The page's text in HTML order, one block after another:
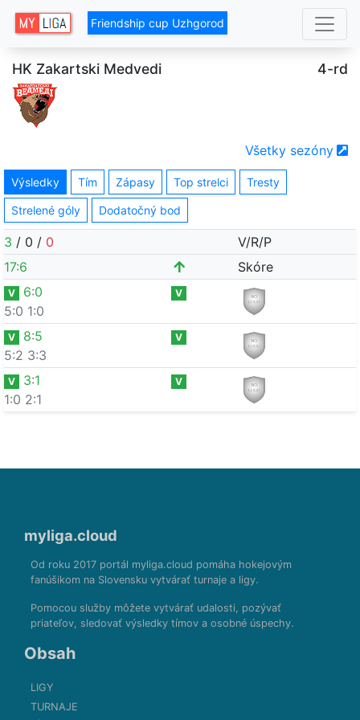
Friendship cup Uzhgorod
HK Zakartskі Medvedi 4-rd
Všetky sezóny
Výsledky Tím Zápasy Top strelci Tresty
Strelené góly Dodatočný bod
3 / 0 / 0
V/R/P
17:6 Skóre
V 6:0
5:0 1:0
V
V 8:5
5:2 3:3
V
V 3:1
1:0 2:1
V
myliga.cloud
Od roku 2017 portál myliga.cloud pomáha hokejovým
fanúšikom na Slovensku vytvárať turnaje a ligy.
Pomocou služby môžete vytvárať udalosti, pozývať
priateľov, sledovať výsledky tímov a osobné úspechy.
Obsah
LIGY
TURNAJE